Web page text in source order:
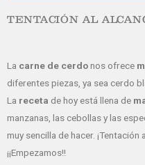
TENTACIÓN AL
La carne de cerdonos ofrece
diferentes piezas, ya sea cerdo
La receta de hoy está llena de
manzanas, las cebollas y las
muy sencilla de hacer. ¡Tentación
¡¡Empezamos!!